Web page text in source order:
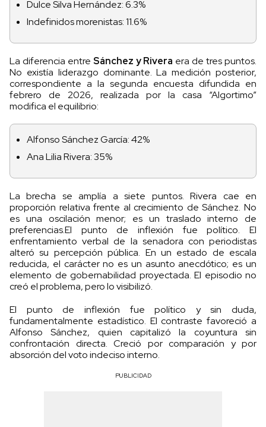
Dulce Silva Hernández: 6.3%
Indefinidos morenistas: 11.6%
La diferencia entre Sánchez y Rivera era de tres puntos.
No existía liderazgo dominante. La medición posterior,
correspondiente a la segunda encuesta difundida en
febrero de 2026, realizada por la casa “Algortimo”
modifica el equilibrio:
Alfonso Sánchez García: 42%
Ana Lilia Rivera: 35%
La brecha se amplía a siete puntos. Rivera cae en
proporción relativa frente al crecimiento de Sánchez. No
es una oscilación menor; es un traslado interno de
preferencias.El punto de inflexión fue político. El
enfrentamiento verbal de la senadora con periodistas
alteró su percepción pública. En un estado de escala
reducida, el carácter no es un asunto anecdótico; es un
elemento de gobernabilidad proyectada. El episodio no
creó el problema, pero lo visibilizó.
El punto de inflexión fue político y sin duda,
fundamentalmente estadístico. El contraste favoreció a
Alfonso Sánchez, quien capitalizó la coyuntura sin
confrontación directa. Creció por comparación y por
absorción del voto indeciso interno.
PUBLICIDAD